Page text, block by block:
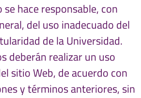
se hace responsable, con
del uso inadecuado del
de la Universidad.
deberán realizar un uso
sitio Web, de acuerdo con
y términos anteriores, sin